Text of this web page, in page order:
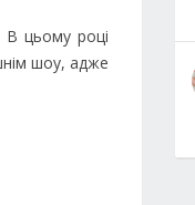
В цьому році
шоу, адже